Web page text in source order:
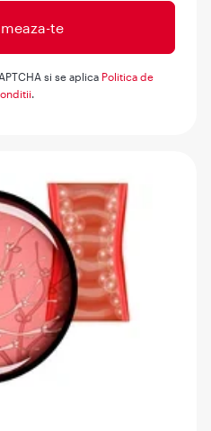
si se aplica Politica de
.